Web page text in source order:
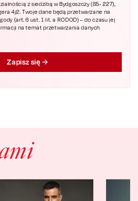
z siedzibą w Bydgoszczy (85- 227),
4/2. Twoje dane będą przetwarzane na
(art. 6 ust. 1 lit. a RODOD) – do czasu jej
na temat przetwarzania danych
Zapisz się